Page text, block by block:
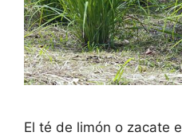
El té de limón o zacate